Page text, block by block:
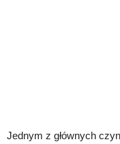
Jednym z głównych